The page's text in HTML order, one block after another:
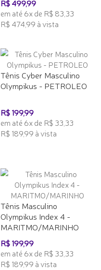
R$ 499,99
em até 6x de R$ 83,33
R$ 474,99 à vista
Tênis Cyber Masculino
Olympikus - PETROLEO
R$ 199,99
em até 6x de R$ 33,33
R$ 189,99 à vista
Tênis Masculino
Olympikus Index 4 -
MARITMO/MARINHO
R$ 199,99
em até 6x de R$ 33,33
R$ 189,99 à vista